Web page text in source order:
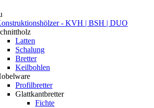
- KVH | BSH | DUO
Latten
Schalung
Bretter
Keilbohlen
Profilbretter
Glattkantbretter
Fichte